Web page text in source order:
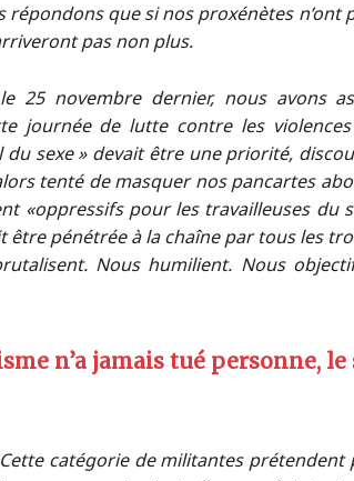
que si nos proxénètes n’ont
pas non plus.
25 novembre dernier, nous avons
journée de lutte contre les
sexe » devait être une priorité,
tenté de masquer nos pancartes
«oppressifs pour les travailleuses du
pénétrée à la chaîne par tous les
Nous humilient. Nous
n’a jamais tué personne, le
catégorie de militantes prétendent